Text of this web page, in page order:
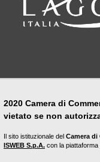
2020 Camera di
vietato se non
Il sito istituzionale del Camera
ISWEB S.p.A. con la piattaforma